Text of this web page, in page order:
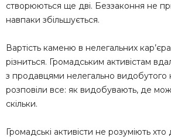
створюються ще дві. Беззаконня не
навпаки збільшується.
Вартість каменю в нелегальних
різниться. Громадським активістам
з продавцями нелегально
розповіли все: як видобувають, де
скільки.
Громадські активісти не розуміють хто